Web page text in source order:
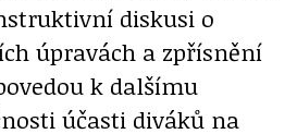
diskusi o
úpravách a zpřísnění
k dalšímu
účasti diváků na